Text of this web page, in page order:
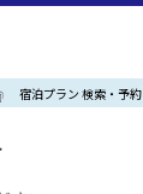
宿泊プラン 検索・予約